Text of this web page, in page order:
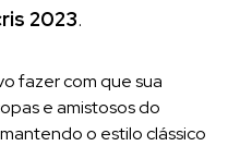
2023.
fazer com que sua
e amistosos do
o estilo clássico